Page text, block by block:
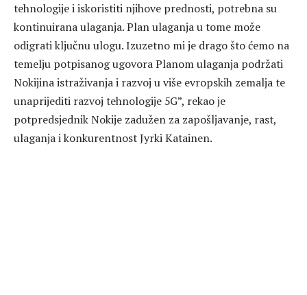
tehnologije i iskoristiti njihove prednosti, potrebna su
kontinuirana ulaganja. Plan ulaganja u tome može
odigrati ključnu ulogu. Izuzetno mi je drago što ćemo na
temelju potpisanog ugovora Planom ulaganja podržati
Nokijina istraživanja i razvoj u više evropskih zemalja te
unaprijediti razvoj tehnologije 5G”, rekao je
potpredsjednik Nokije zadužen za zapošljavanje, rast,
ulaganja i konkurentnost Jyrki Katainen.